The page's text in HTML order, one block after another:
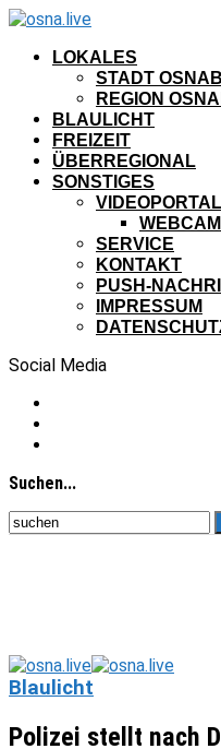
LOKALES
STADT
REGION
BLAULICHT
FREIZEIT
ÜBERREGIONAL
SONSTIGES
VIDEOPORTAL
SERVICE
KONTAKT
PUSH-
IMPRESSUM
Social Media
Suchen...
Blaulicht
Polizei stellt nach